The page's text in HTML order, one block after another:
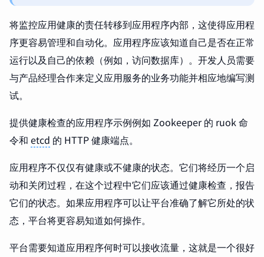
将监控应用健康的责任转移到应用程序内部，这使得应用程
序更容易管理和自动化。应用程序应该知道自己是否在正常
运行以及自己的依赖（例如，访问数据库）。开发人员需要
与产品经理合作来定义应用服务的业务功能并相应地编写测
试。
提供健康检查的应用程序示例例如 Zookeeper 的 ruok 命
令和 etcd 的 HTTP 健康端点。
应用程序不仅仅有健康或不健康的状态。它们将经历一个启
动和关闭过程，在这个过程中它们应该通过健康检查，报告
它们的状态。如果应用程序可以让平台准确了解它所处的状
态，平台将更容易知道如何操作。
平台需要知道应用程序何时可以接收流量，这就是一个很好